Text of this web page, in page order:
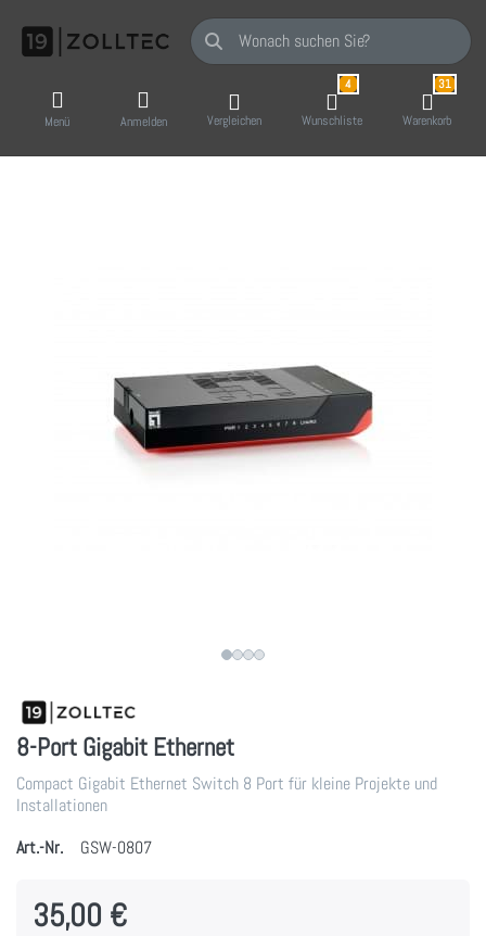
Geben Sie einen Suchbegriff ein. Während
Menü Anmelden Vergleichen
4
Wunschliste
31
Warenkorb
8-Port Gigabit Ethernet
Compact Gigabit Ethernet Switch 8 Port für kleine Projekte und
Installationen
Art.-Nr.
GSW-0807
35,00 €